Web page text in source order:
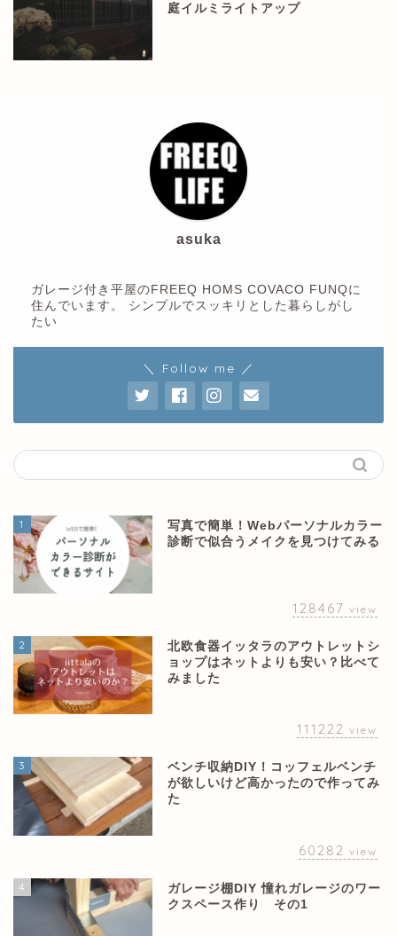
庭イルミライトアップ
asuka
ガレージ付き平屋のFREEQ HOMS COVACO FUNQに
住んでいます。 シンプルでスッキリとした暮らしがし
たい
＼ Follow me ／
1
写真で簡単！Webパーソナルカラー
診断で似合うメイクを見つけてみる
128467 view
2
北欧食器イッタラのアウトレットシ
ョップはネットよりも安い？比べて
みました
111222 view
3
ベンチ収納DIY！コッフェルベンチ
が欲しいけど高かったので作ってみ
た
60282 view
4
ガレージ棚DIY 憧れガレージのワー
クスペース作り その1